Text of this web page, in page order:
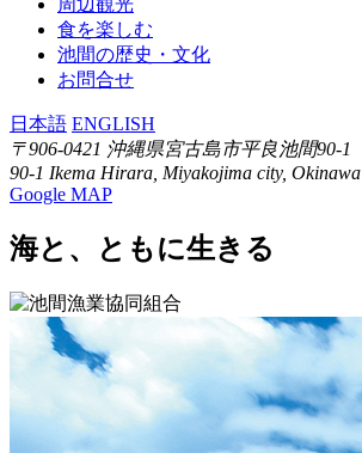
食を楽しむ
池間の歴史・文化
お問合せ
日本語 ENGLISH
〒906-0421 沖縄県宮古島市平良池間90-1
90-1 Ikema Hirara, Miyakojima city, Okinawa
Google MAP
海と、ともに生きる